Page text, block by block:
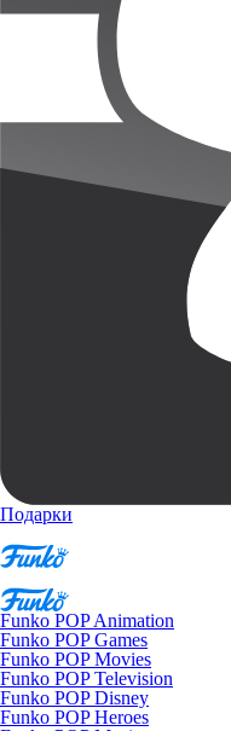
Подарки
Funko POP Animation
Funko POP Games
Funko POP Movies
Funko POP Television
Funko POP Disney
Funko POP Heroes